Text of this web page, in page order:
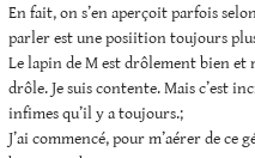
En fait, on s’en aperçoit parfois
parler est une posiition toujours
Le lapin de M est drôlement bien et
drôle. Je suis contente. Mais c’est
infimes qu’il y a toujours.;
J’ai commencé, pour m’aérer de ce